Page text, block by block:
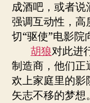
成酒吧，或者说
强调互动性，高
切“驱使”电影院
胡狼对此进
制造商，他们正
欢上家庭里的影
矢志不移的梦想。